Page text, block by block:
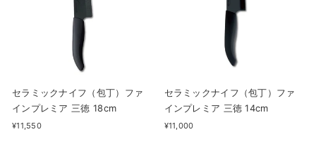
セラミックナイフ（包丁）ファ
インプレミア 三徳 18cm
¥11,550
セラミックナイフ（包丁）ファ
インプレミア 三徳 14cm
¥11,000